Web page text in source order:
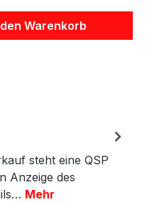
Warenkorb
steht eine QSP
Anzeige des
Mehr